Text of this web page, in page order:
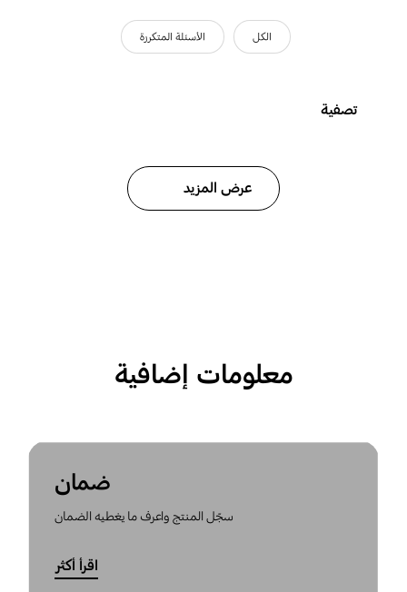
الكل الأسئلة المتكررة
تصفية
عرض المزيد
معلومات إضافية
ضمان
سجّل المنتج واعرف ما يغطيه الضمان
اقرأ أكثر